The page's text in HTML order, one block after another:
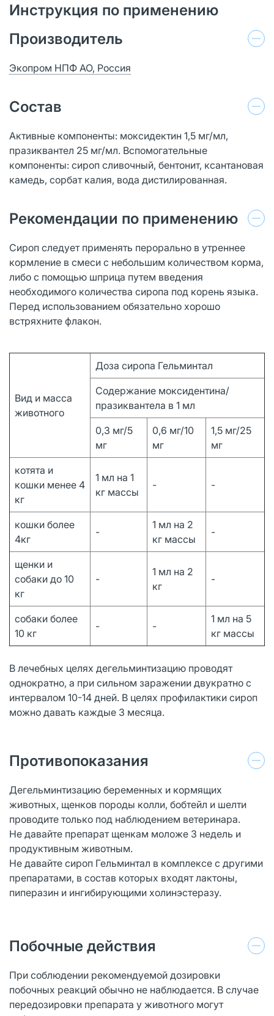
Инструкция по применению
Производитель
Экопром НПФ АО, Россия
Состав
Активные компоненты: моксидектин 1,5 мг/мл,
празиквантел 25 мг/мл. Вспомогательные
компоненты: сироп сливочный, бентонит, ксантановая
камедь, сорбат калия, вода дистилированная.
Рекомендации по применению
Сироп следует применять перорально в утреннее
кормление в смеси с небольшим количеством корма,
либо с помощью шприца путем введения
необходимого количества сиропа под корень языка.
Перед использованием обязательно хорошо
встряхните флакон.
Вид и масса
животного
Доза сиропа Гельминтал
Содержание моксидентина/
празиквантела в 1 мл
0,3 мг/5
мг
0,6 мг/10
мг
1,5 мг/25
мг
котята и
кошки менее 4
кг
1 мл на 1
кг массы
- -
кошки более
4кг
-
1 мл на 2
кг массы
-
щенки и
собаки до 10
кг
-
1 мл на 2
кг
-
собаки более
10 кг
- -
1 мл на 5
кг массы
В лечебных целях дегельминтизацию проводят
однократно, а при сильном заражении двукратно с
интервалом 10-14 дней. В целях профилактики сироп
можно давать каждые 3 месяца.
Противопоказания
Дегельминтизацию беременных и кормящих
животных, щенков породы колли, бобтейл и шелти
проводите только под наблюдением ветеринара.
Не давайте препарат щенкам моложе 3 недель и
продуктивным животным.
Не давайте сироп Гельминтал в комплексе с другими
препаратами, в состав которых входят лактоны,
пиперазин и ингибирующими холинэстеразу.
Побочные действия
При соблюдении рекомендуемой дозировки
побочных реакций обычно не наблюдается. В случае
передозировки препарата у животного могут